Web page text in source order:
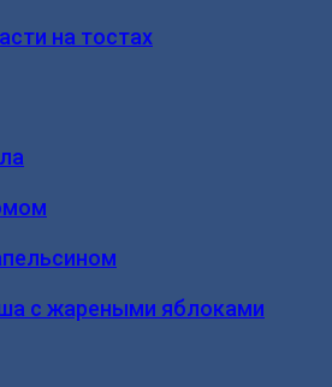
на тостах
с жареными яблоками